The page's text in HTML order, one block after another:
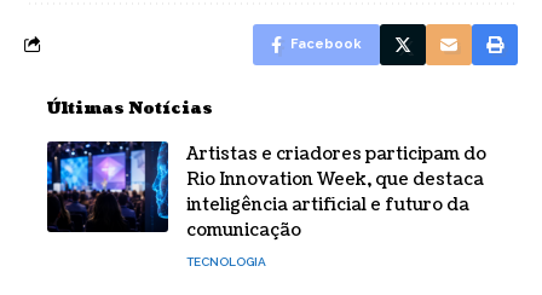
Facebook
Últimas Notícias
Artistas e criadores participam do
Rio Innovation Week, que destaca
inteligência artificial e futuro da
comunicação
TECNOLOGIA